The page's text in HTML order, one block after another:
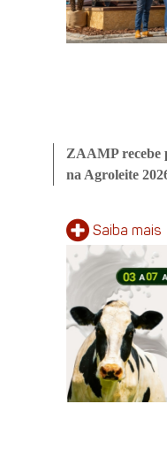
ZAAMP recebe
na Agroleite
Saiba mais